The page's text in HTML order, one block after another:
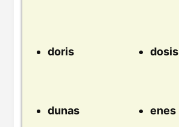
doris dosis
dunas enes